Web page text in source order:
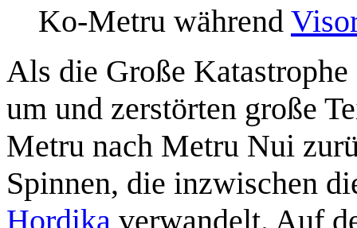
Ko-Metru während
Als die Große
um und zerstörten große
Metru nach Metru Nui
Spinnen, die inzwischen
Hordika verwandelt. Auf